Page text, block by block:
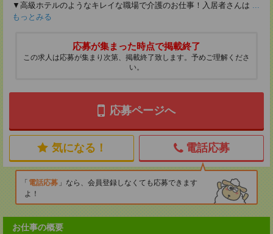
▼高級ホテルのようなキレイな職場で介護のお仕事！入居者さんは ...
もっとみる
応募が集まった時点で掲載終了
この求人は応募が集まり次第、掲載終了致します。予めご理解くださ
い。
応募ページへ
気になる！ 電話応募
電話応募
なら、会員登録しなくても応募できます
よ！
お仕事の概要